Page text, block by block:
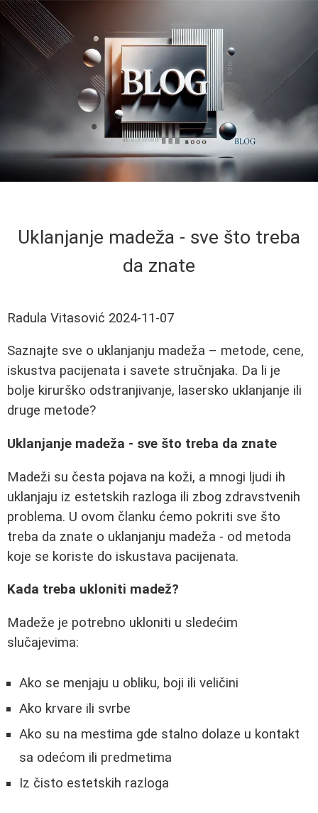
Uklanjanje madeža - sve što treba
da znate
Radula Vitasović 2024-11-07
Saznajte sve o uklanjanju madeža – metode, cene,
iskustva pacijenata i savete stručnjaka. Da li je
bolje kirurško odstranjivanje, lasersko uklanjanje ili
druge metode?
Uklanjanje madeža - sve što treba da znate
Madeži su česta pojava na koži, a mnogi ljudi ih
uklanjaju iz estetskih razloga ili zbog zdravstvenih
problema. U ovom članku ćemo pokriti sve što
treba da znate o uklanjanju madeža - od metoda
koje se koriste do iskustava pacijenata.
Kada treba ukloniti madež?
Madeže je potrebno ukloniti u sledećim
slučajevima:
Ako se menjaju u obliku, boji ili veličini
Ako krvare ili svrbe
Ako su na mestima gde stalno dolaze u kontakt
sa odećom ili predmetima
Iz čisto estetskih razloga